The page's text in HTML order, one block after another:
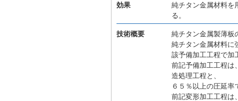
効果
純チタン金属材料を
る。
技術概要
純チタン金属製薄板
純チタン金属材料に
該予備加工工程で加
前記予備加工工程は
造処理工程と、
６５％以上の圧延率
前記変形加工工程は